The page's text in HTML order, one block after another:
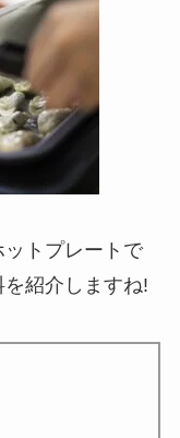
トプレートで
紹介しますね!